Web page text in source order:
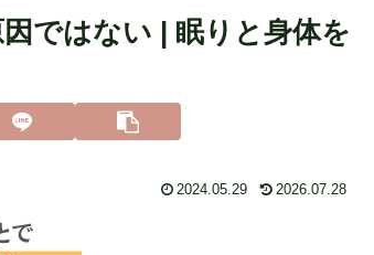
ではない | 眠りと身体を
2024.05.29 2026.07.28